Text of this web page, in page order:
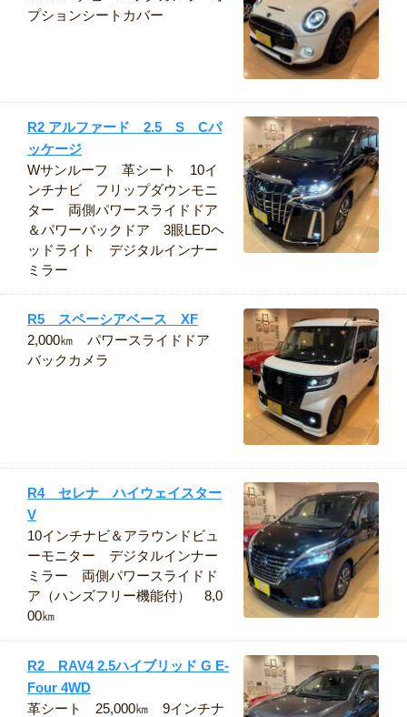
プションシートカバー
R2 アルファード 2.5 S Cパ
ッケージ
Wサンルーフ 革シート 10イ
ンチナビ フリップダウンモニ
ター 両側パワースライドドア
＆パワーバックドア 3眼LEDヘ
ッドライト デジタルインナー
ミラー
R5 スペーシアベース XF
2,000㎞ パワースライドドア
バックカメラ
R4 セレナ ハイウェイスター
V
10インチナビ＆アラウンドビュ
ーモニター デジタルインナー
ミラー 両側パワースライドド
ア（ハンズフリー機能付） 8,0
00㎞
R2 RAV4 2.5ハイブリッド G E-
Four 4WD
革シート 25,000㎞ 9インチナ